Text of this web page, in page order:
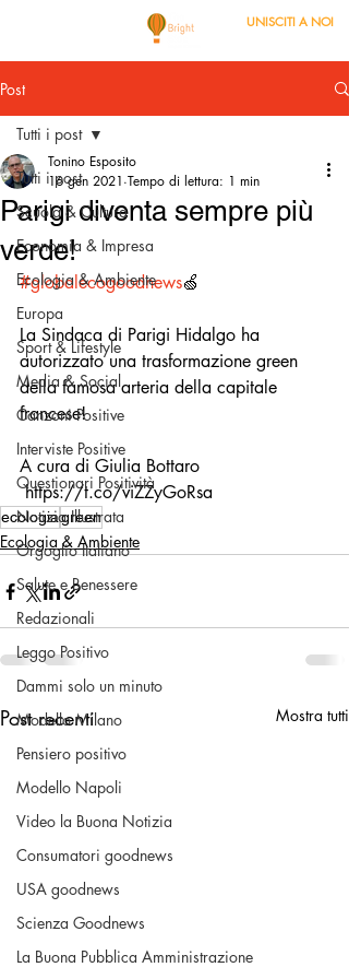
UNISCITI A NOI
Post
Tutti i post
Scuola & Cultura
Economia & Impresa
Ecologia & Ambiente
Europa
Sport & Lifestyle
Media & Social
Canzoni Positive
Interviste Positive
Questionari Positività
Notizia Illustrata
Orgoglio Italiano
Salute e Benessere
Redazionali
Leggo Positivo
Dammi solo un minuto
Modello Milano
Pensiero positivo
Modello Napoli
Video la Buona Notizia
Consumatori goodnews
USA goodnews
Scienza Goodnews
La Buona Pubblica Amministrazione
Tutti i post
Parigi diventa sempre più
verde!
Tonino Esposito
16 gen 2021 Tempo di lettura: 1 min
#globalecogoodnews🍏
La Sindaca di Parigi Hidalgo ha
autorizzato una trasformazione green
della famosa arteria della capitale
francese!
A cura di Giulia Bottaro
https://t.co/viZZyGoRsa
ecologiagreen
Ecologia & Ambiente
Post recenti Mostra tutti